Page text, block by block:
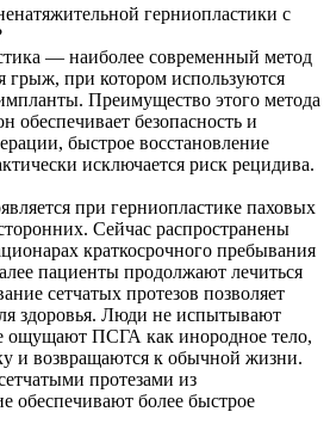
герниопластики с
— наиболее современный метод
грыж, при котором используются
Преимущество этого метода
обеспечивает безопасность и
быстрое восстановление
исключается риск рецидива.
при герниопластике паховых
Сейчас распространены
краткосрочного пребывания
пациенты продолжают лечиться
сетчатых протезов позволяет
здоровья. Люди не испытывают
ощущают ПСГА как инородное тело,
и возвращаются к обычной жизни.
протезами из
обеспечивают более быстрое